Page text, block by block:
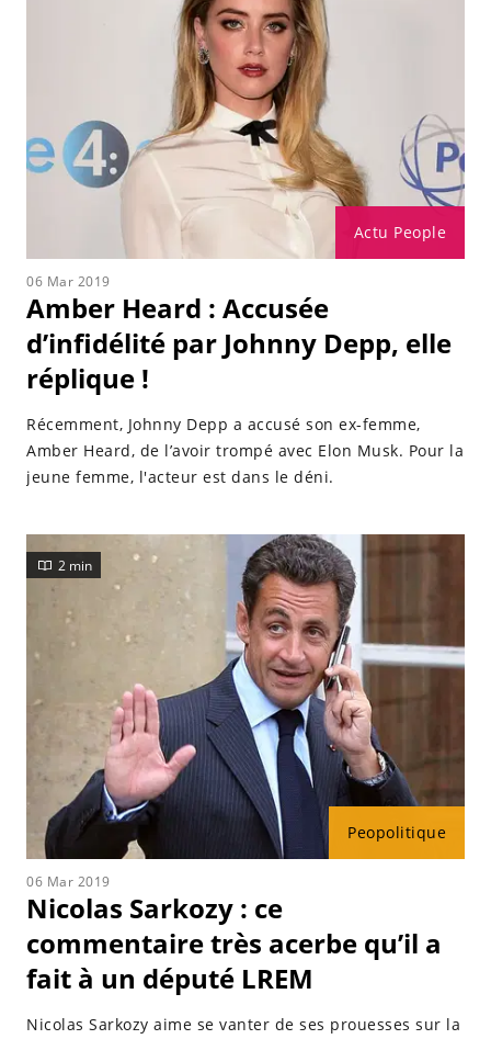
Actu People
06 Mar 2019
Amber Heard : Accusée
d’infidélité par Johnny Depp, elle
réplique !
Récemment, Johnny Depp a accusé son ex-femme,
Amber Heard, de l’avoir trompé avec Elon Musk. Pour la
jeune femme, l'acteur est dans le déni.
Peopolitique
2 min
06 Mar 2019
Nicolas Sarkozy : ce
commentaire très acerbe qu’il a
fait à un député LREM
Nicolas Sarkozy aime se vanter de ses prouesses sur la